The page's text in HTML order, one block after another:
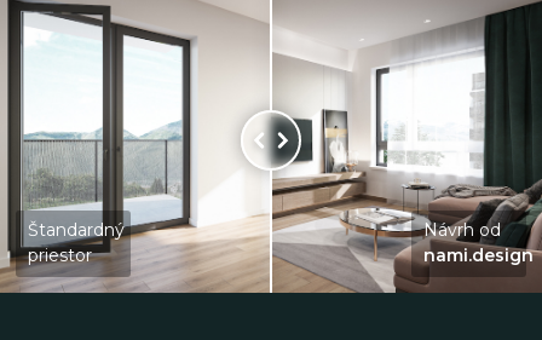
Štandardný
priestor
Návrh od
nami.design